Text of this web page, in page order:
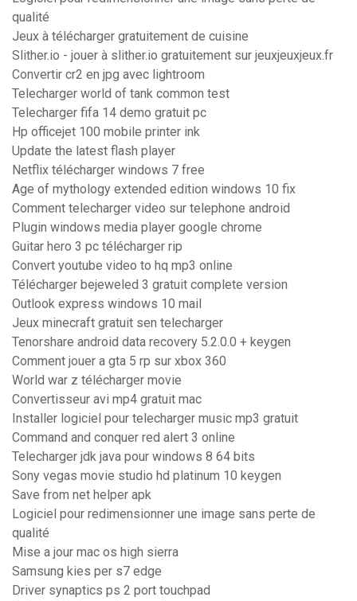
qualité
Jeux à télécharger gratuitement de cuisine
Slither.io - jouer à slither.io gratuitement sur jeuxjeuxjeux.fr
Convertir cr2 en jpg avec lightroom
Telecharger world of tank common test
Telecharger fifa 14 demo gratuit pc
Hp officejet 100 mobile printer ink
Update the latest flash player
Netflix télécharger windows 7 free
Age of mythology extended edition windows 10 fix
Comment telecharger video sur telephone android
Plugin windows media player google chrome
Guitar hero 3 pc télécharger rip
Convert youtube video to hq mp3 online
Télécharger bejeweled 3 gratuit complete version
Outlook express windows 10 mail
Jeux minecraft gratuit sen telecharger
Tenorshare android data recovery 5.2.0.0 + keygen
Comment jouer a gta 5 rp sur xbox 360
World war z télécharger movie
Convertisseur avi mp4 gratuit mac
Installer logiciel pour telecharger music mp3 gratuit
Command and conquer red alert 3 online
Telecharger jdk java pour windows 8 64 bits
Sony vegas movie studio hd platinum 10 keygen
Save from net helper apk
Logiciel pour redimensionner une image sans perte de
qualité
Mise a jour mac os high sierra
Samsung kies per s7 edge
Driver synaptics ps 2 port touchpad